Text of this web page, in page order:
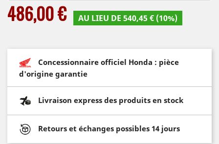
486,00 € AU LIEU DE 540,45 € (10%)
Concessionnaire officiel Honda : pièce
d'origine garantie
Livraison express des produits en stock
Retours et échanges possibles 14 jours